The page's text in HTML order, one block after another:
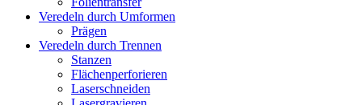
Veredeln durch Umformen
Prägen
Veredeln durch Trennen
Stanzen
Flächenperforieren
Laserschneiden